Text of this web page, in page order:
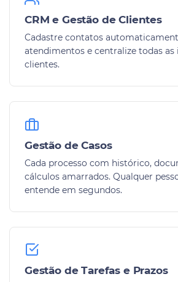
CRM e Gestão de Clientes
Cadastre contatos
atendimentos e centralize todas
clientes.
Gestão de Casos
Cada processo com histórico,
cálculos amarrados. Qualquer
entende em segundos.
Gestão de Tarefas e Prazos